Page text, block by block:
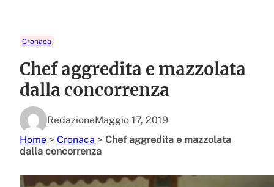
Cronaca
Chef aggredita e mazzolata
dalla concorrenza
RedazioneMaggio 17, 2019
Home > Cronaca > Chef aggredita e mazzolata
dalla concorrenza